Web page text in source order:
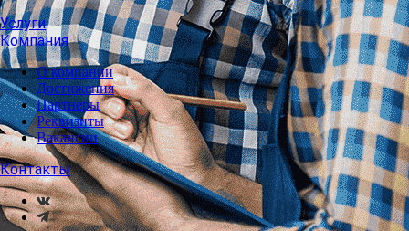
Услуги
Компания
О компании
Достижения
Партнеры
Реквизиты
Вакансии
Контакты